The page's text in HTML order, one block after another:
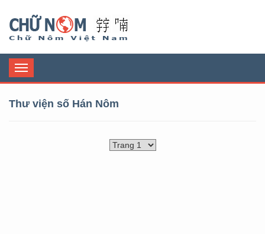
Toggle
navigation
Thư viện số Hán Nôm